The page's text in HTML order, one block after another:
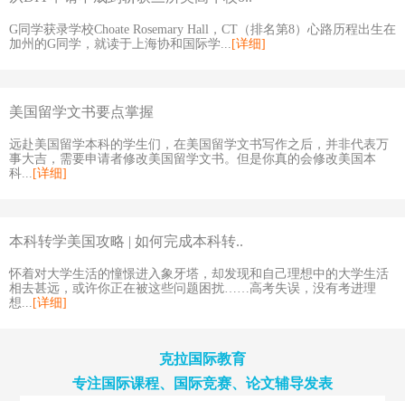
G同学获录学校Choate Rosemary Hall，CT（排名第8）心路历程出生在
加州的G同学，就读于上海协和国际学... [详细]
美国留学文书要点掌握
远赴美国留学本科的学生们，在美国留学文书写作之后，并非代表万
事大吉，需要申请者修改美国留学文书。但是你真的会修改美国本
科... [详细]
本科转学美国攻略 | 如何完成本科转..
怀着对大学生活的憧憬进入象牙塔，却发现和自己理想中的大学生活
相去甚远，或许你正在被这些问题困扰……高考失误，没有考进理
想... [详细]
克拉国际教育
专注国际课程、国际竞赛、论文辅导发表